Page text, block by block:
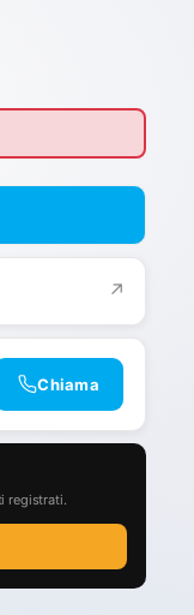
↗
Chiama
registrati.